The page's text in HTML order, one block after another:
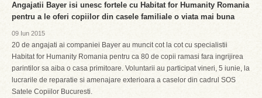
Angajatii Bayer isi unesc fortele cu Habitat for Humanity Romania
pentru a le oferi copiilor din casele familiale o viata mai buna
09 Iun 2015
20 de angajati ai companiei Bayer au muncit cot la cot cu specialistii
Habitat for Humanity Romania pentru ca 80 de copii ramasi fara ingrijirea
parintilor sa aiba o casa primitoare. Voluntarii au participat vineri, 5 iunie, la
lucrarile de reparatie si amenajare exterioara a caselor din cadrul SOS
Satele Copiilor Bucuresti.